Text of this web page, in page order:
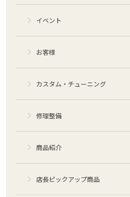
イベント
お客様
カスタム・チューニング
修理整備
商品紹介
店長ピックアップ商品